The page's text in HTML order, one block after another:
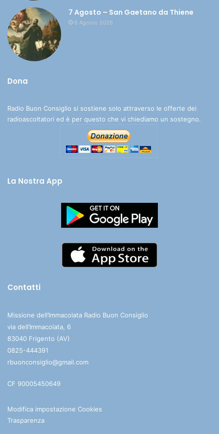
7 Agosto – San Gaetano da Thiene
6 Agosto 2026
Dona
Radio Buon Consiglio si sostiene solo attraverso le offerte dei
radioascoltatori ed è per questo che vi chiediamo un sostegno.
La Nostra App
Contatti
Missione dell’Immacolata Radio Buon Consiglio
via dell’Immacolata, 6
83040 Frigento (AV)
0825-444391
rbuonconsiglio@gmail.com
CF 90005450649
Modifica impostazione Cookies
Trasparenza